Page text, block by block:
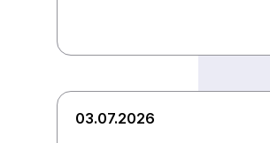
03.07.2026